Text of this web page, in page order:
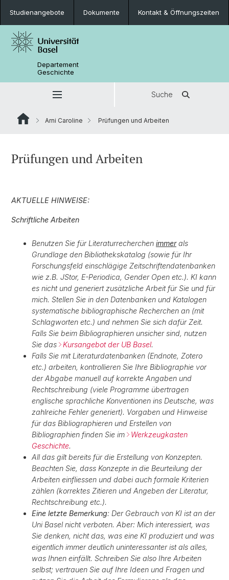
Studienangebote Dokumente Kontakt & Öffnungszeiten
Departement
Geschichte
Suche
Arni Caroline Prüfungen und Arbeiten
Prüfungen und Arbeiten
AKTUELLE HINWEISE:
Schriftliche Arbeiten
Benutzen Sie für Literaturrecherchen immerals
Grundlage den Bibliothekskatalog (sowie für Ihr
Forschungsfeld einschlägige Zeitschriftendatenbanken
wie z.B. JStor, E-Periodica, Gender Open etc.). KI kann
es nicht und generiert zusätzliche Arbeit für Sie und für
mich. Stellen Sie in den Datenbanken und Katalogen
systematische bibliographische Recherchen an (mit
Schlagworten etc.) und nehmen Sie sich dafür Zeit.
Falls Sie beim Bibliographieren unsicher sind, nutzen
Sie das
Kursangebot der UB Basel.
Falls Sie mit Literaturdatenbanken (Endnote, Zotero
etc.) arbeiten, kontrollieren Sie Ihre Bibliographie vor
der Abgabe manuell auf korrekte Angaben und
Rechtschreibung (viele Programme übertragen
englische sprachliche Konventionen ins Deutsche, was
zahlreiche Fehler generiert). Vorgaben und Hinweise
für das Bibliographieren und Erstellen von
Bibliographien finden Sie im
Werkzeugkasten
Geschichte.
All das gilt bereits für die Erstellung von Konzepten.
Beachten Sie, dass Konzepte in die Beurteilung der
Arbeiten einfliessen und dabei auch formale Kriterien
zählen (korrektes Zitieren und Angeben der Literatur,
Rechtschreibung etc.).
Eine letzte Bemerkung: Der Gebrauch von KI ist an der
Uni Basel nicht verboten. Aber: Mich interessiert, was
Sie denken, nicht das, was eine KI produziert und was
eigentlich immer deutlich uninteressanter ist als alles,
was Ihnen einfällt. Schreiben Sie also Ihre Arbeiten
selbst; vertrauen Sie auf Ihre Ideen und Fragen und